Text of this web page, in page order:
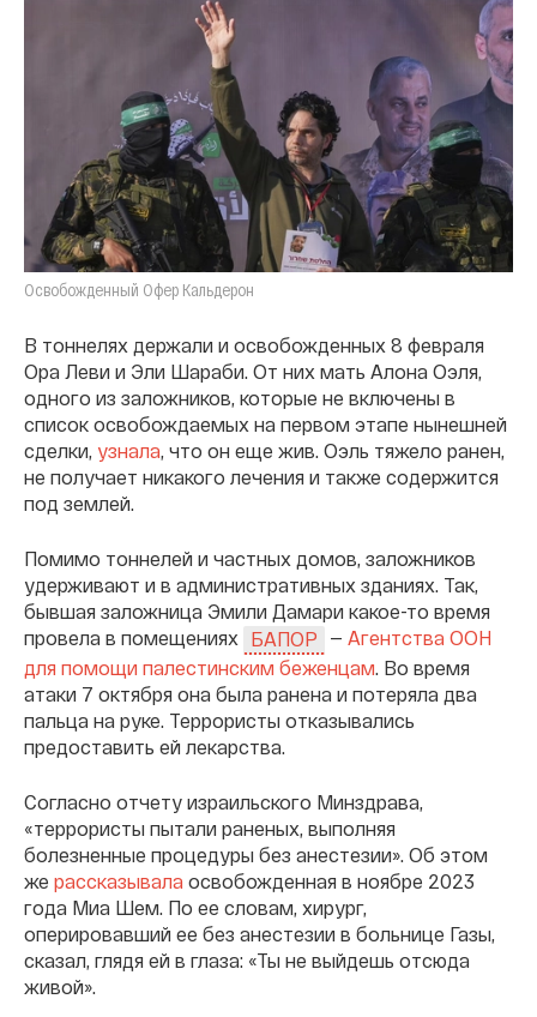
Освобожденный Офер Кальдерон
В тоннелях держали и освобожденных 8 февраля
Ора Леви и Эли Шараби. От них мать Алона Оэля,
одного из заложников, которые не включены в
список освобождаемых на первом этапе нынешней
сделки, узнала, что он еще жив. Оэль тяжело ранен,
не получает никакого лечения и также содержится
под землей.
Помимо тоннелей и частных домов, заложников
удерживают и в административных зданиях. Так,
бывшая заложница Эмили Дамари какое-то время
провела в помещениях
БАПОР — Агентства ООН
для помощи палестинским беженцам. Во время
атаки 7 октября она была ранена и потеряла два
пальца на руке. Террористы отказывались
предоставить ей лекарства.
Согласно отчету израильского Минздрава,
«террористы пытали раненых, выполняя
болезненные процедуры без анестезии». Об этом
же рассказывала освобожденная в ноябре 2023
года Миа Шем. По ее словам, хирург,
оперировавший ее без анестезии в больнице Газы,
сказал, глядя ей в глаза: «Ты не выйдешь отсюда
живой».